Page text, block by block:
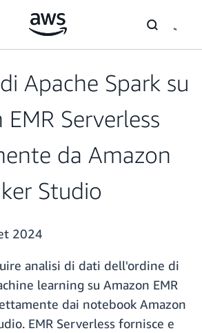
Apache Spark su
Serverless
da Amazon
Studio
2024
analisi di dati dell'ordine di
learning su Amazon EMR
dai notebook Amazon
EMR Serverless fornisce e